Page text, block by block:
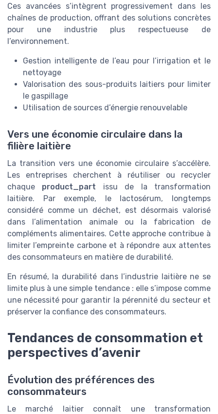
Ces avancées s’intègrent progressivement dans les
chaînes de production, offrant des solutions concrètes
pour une industrie plus respectueuse de
l’environnement.
Gestion intelligente de l’eau pour l’irrigation et le
nettoyage
Valorisation des sous-produits laitiers pour limiter
le gaspillage
Utilisation de sources d’énergie renouvelable
Vers une économie circulaire dans la
filière laitière
La transition vers une économie circulaire s’accélère.
Les entreprises cherchent à réutiliser ou recycler
chaque product_part issu de la transformation
laitière. Par exemple, le lactosérum, longtemps
considéré comme un déchet, est désormais valorisé
dans l’alimentation animale ou la fabrication de
compléments alimentaires. Cette approche contribue à
limiter l’empreinte carbone et à répondre aux attentes
des consommateurs en matière de durabilité.
En résumé, la durabilité dans l’industrie laitière ne se
limite plus à une simple tendance : elle s’impose comme
une nécessité pour garantir la pérennité du secteur et
préserver la confiance des consommateurs.
Tendances de consommation et
perspectives d’avenir
Évolution des préférences des
consommateurs
Le marché laitier connaît une transformation